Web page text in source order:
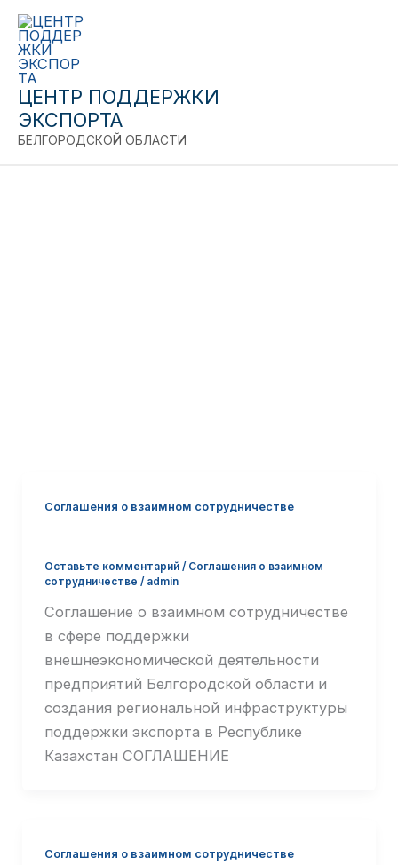
Перейти
содержимому
ЦЕНТР ПОДДЕРЖКИ
ЭКСПОРТА
БЕЛГОРОДСКОЙ ОБЛАСТИ
Соглашения о взаимном сотрудничестве
Оставьте комментарий / Соглашения о взаимном
сотрудничестве / admin
Соглашение о взаимном сотрудничестве
в сфере поддержки
внешнеэкономической деятельности
предприятий Белгородской области и
создания региональной инфраструктуры
поддержки экспорта в Республике
Казахстан СОГЛАШЕНИЕ
Соглашения о взаимном сотрудничестве